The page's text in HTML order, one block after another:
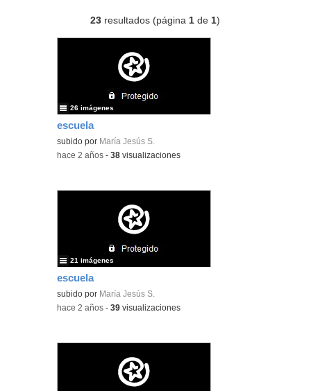
23 resultados (página1 de1)
escuela
subido por María Jesús S.
26 imágenes
-hace 2 años -38 visualizaciones
escuela
subido por María Jesús S.
21 imágenes
-hace 2 años -39 visualizaciones